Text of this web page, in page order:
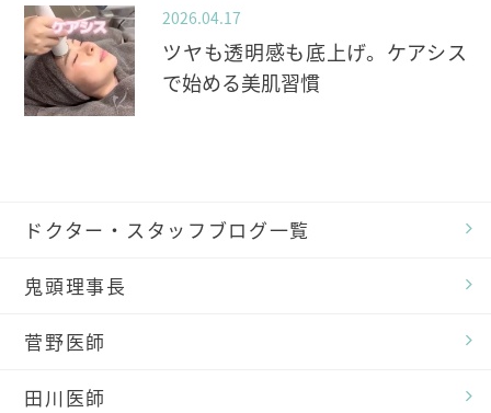
2026.04.17
ツヤも透明感も底上げ。ケアシス
で始める美肌習慣
ドクター・スタッフブログ一覧
鬼頭理事長
菅野医師
田川医師